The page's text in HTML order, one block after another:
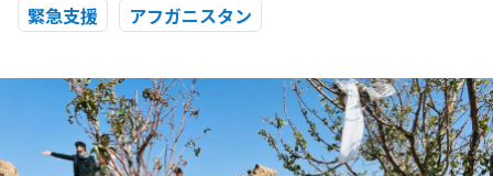
緊急支援 アフガニスタン